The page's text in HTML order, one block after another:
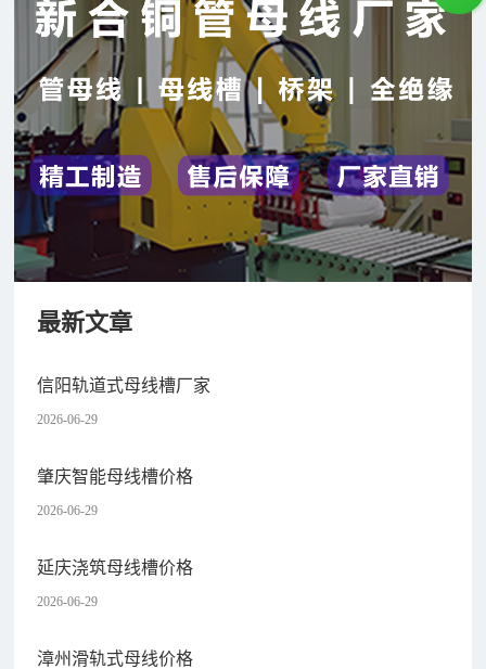
最新文章
信阳轨道式母线槽厂家
2026-06-29
肇庆智能母线槽价格
2026-06-29
延庆浇筑母线槽价格
2026-06-29
漳州滑轨式母线价格